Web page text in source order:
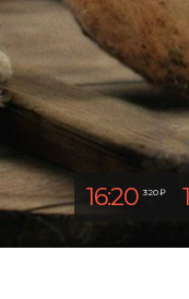
16:20 320 ₽